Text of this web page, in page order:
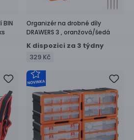
BIN
Organizér na drobné díly
DRAWERS 3 , oranžová/šedá
K dispozici za 3 týdny
329 Kč